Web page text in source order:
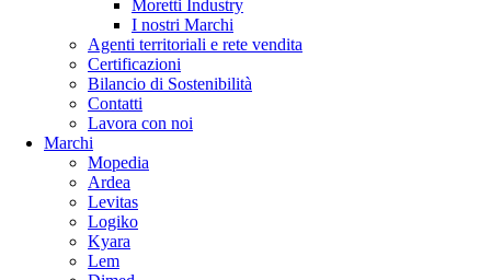
Moretti Industry
I nostri Marchi
Agenti territoriali e rete vendita
Certificazioni
Bilancio di Sostenibilità
Contatti
Lavora con noi
Marchi
Mopedia
Ardea
Levitas
Logiko
Kyara
Lem